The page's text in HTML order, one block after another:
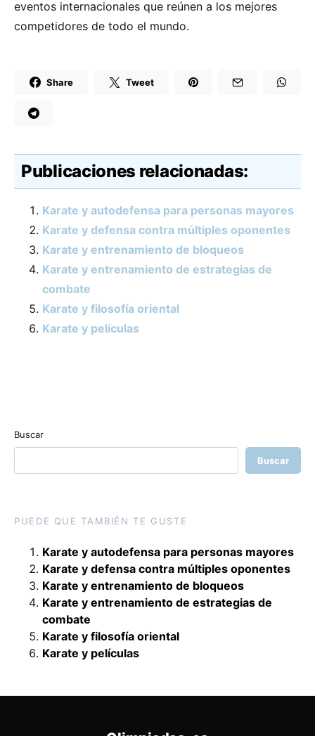
eventos internacionales que reúnen a los mejores
competidores de todo el mundo.
Share Tweet
Publicaciones relacionadas:
Karate y autodefensa para personas mayores
Karate y defensa contra múltiples oponentes
Karate y entrenamiento de bloqueos
Karate y entrenamiento de estrategias de
combate
Karate y filosofía oriental
Karate y películas
Buscar
Buscar
PUEDE QUE TAMBIÉN TE GUSTE
Karate y autodefensa para personas mayores
Karate y defensa contra múltiples oponentes
Karate y entrenamiento de bloqueos
Karate y entrenamiento de estrategias de
combate
Karate y filosofía oriental
Karate y películas